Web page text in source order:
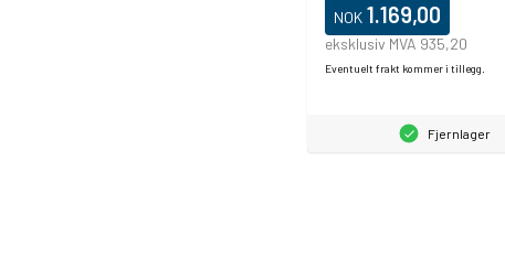
NOK 1.169,00
eksklusiv MVA 935,20
Eventuelt frakt kommer i tillegg.
Fjernlager